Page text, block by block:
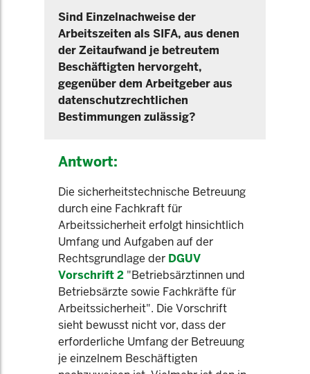
Sind Einzelnachweise der
Arbeitszeiten als SIFA, aus denen
der Zeitaufwand je betreutem
Beschäftigten hervorgeht,
gegenüber dem Arbeitgeber aus
datenschutzrechtlichen
Bestimmungen zulässig?
Antwort:
Die sicherheitstechnische Betreuung
durch eine Fachkraft für
Arbeitssicherheit erfolgt hinsichtlich
Umfang und Aufgaben auf der
Rechtsgrundlage der DGUV
Vorschrift 2 "Betriebsärztinnen und
Betriebsärzte sowie Fachkräfte für
Arbeitssicherheit". Die Vorschrift
sieht bewusst nicht vor, dass der
erforderliche Umfang der Betreuung
je einzelnem Beschäftigten